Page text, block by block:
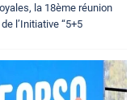
la 18ème réunion
l’Initiative “5+5